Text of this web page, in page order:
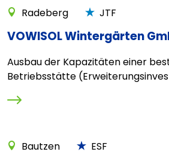
Radeberg JTF
VOWISOL Wintergärten
Ausbau der Kapazitäten einer
Betriebsstätte
Bautzen ESF